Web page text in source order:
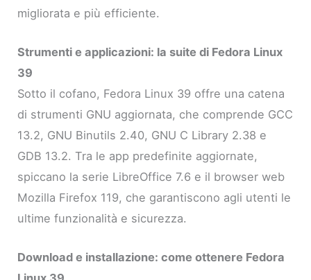
migliorata e più efficiente.
Strumenti e applicazioni: la suite di Fedora Linux
39
Sotto il cofano, Fedora Linux 39 offre una catena
di strumenti GNU aggiornata, che comprende GCC
13.2, GNU Binutils 2.40, GNU C Library 2.38 e
GDB 13.2. Tra le app predefinite aggiornate,
spiccano la serie LibreOffice 7.6 e il browser web
Mozilla Firefox 119, che garantiscono agli utenti le
ultime funzionalità e sicurezza.
Download e installazione: come ottenere Fedora